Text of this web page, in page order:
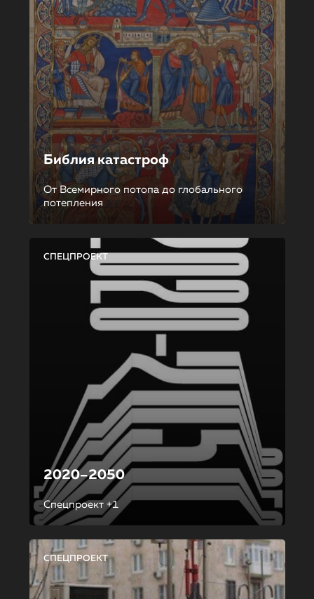
Библия катастроф
От Всемирного потопа до глобального
потепления
СПЕЦПРОЕКТ
2020–2050
Спецпроект +1
СПЕЦПРОЕКТ